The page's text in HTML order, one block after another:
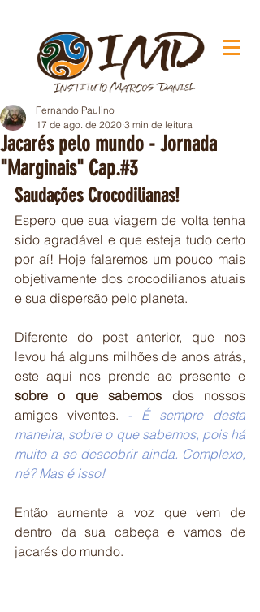
Jacarés pelo mundo - Jornada
"Marginais" Cap.#3
Fernando Paulino
17 de ago. de 2020 3 min de leitura
Saudações Crocodilianas!
Espero que sua viagem de volta tenha
sido agradável e que esteja tudo certo
por aí! Hoje falaremos um pouco mais
objetivamente dos crocodilianos atuais
e sua dispersão pelo planeta.
Diferente do post anterior, que nos
levou há alguns milhões de anos atrás,
sobre o que sabemos dos nossos
amigos viventes. - É sempre desta
maneira, sobre o que sabemos, pois há
muito a se descobrir ainda. Complexo,
né? Mas é isso!
Então aumente a voz que vem de
dentro da sua cabeça e vamos de
jacarés do mundo.